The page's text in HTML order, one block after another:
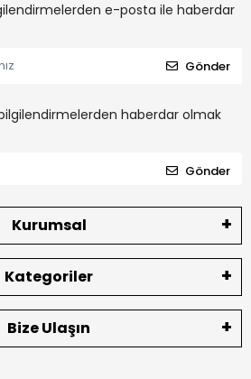
e-posta ile haberdar
Gönder
haberdar olmak
Gönder
Kurumsal
Kategoriler
Bize Ulaşın